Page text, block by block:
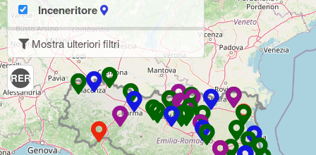
Inceneritore
Mostra ulteriori filtri
RER